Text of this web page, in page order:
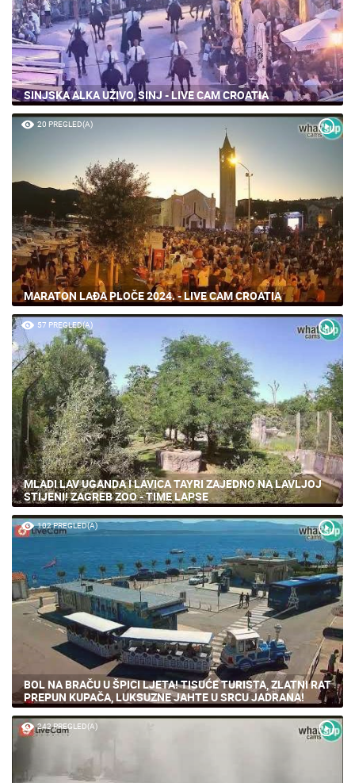
SINJSKA ALKA UŽIVO, SINJ - LIVE CAM CROATIA
20 PREGLED(A)
MARATON LAĐA PLOČE 2024. - LIVE CAM CROATIA
57 PREGLED(A)
MLADI LAV UGANDA I LAVICA TAYRI ZAJEDNO NA LAVLJOJ
STIJENI! ZAGREB ZOO - TIME LAPSE
102 PREGLED(A)
BOL NA BRAČU U ŠPICI LJETA! TISUĆE TURISTA, ZLATNI RAT
PREPUN KUPAČA, LUKSUZNE JAHTE U SRCU JADRANA!
242 PREGLED(A)